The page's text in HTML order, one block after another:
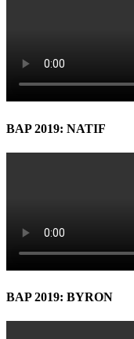
BAP 2019: NATIF
BAP 2019: BYRON